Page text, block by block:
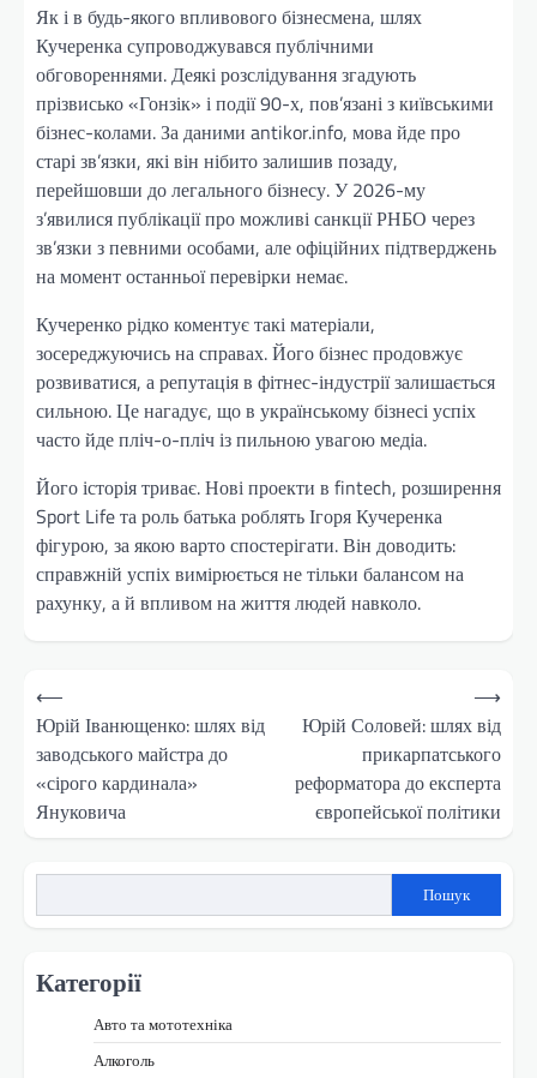
Як і в будь-якого впливового бізнесмена, шлях
Кучеренка супроводжувався публічними
обговореннями. Деякі розслідування згадують
прізвисько «Гонзік» і події 90-х, пов’язані з київськими
бізнес-колами. За даними antikor.info, мова йде про
старі зв’язки, які він нібито залишив позаду,
перейшовши до легального бізнесу. У 2026-му
з’явилися публікації про можливі санкції РНБО через
зв’язки з певними особами, але офіційних підтверджень
на момент останньої перевірки немає.
Кучеренко рідко коментує такі матеріали,
зосереджуючись на справах. Його бізнес продовжує
розвиватися, а репутація в фітнес-індустрії залишається
сильною. Це нагадує, що в українському бізнесі успіх
часто йде пліч-о-пліч із пильною увагою медіа.
Його історія триває. Нові проекти в fintech, розширення
Sport Life та роль батька роблять Ігоря Кучеренка
фігурою, за якою варто спостерігати. Він доводить:
справжній успіх вимірюється не тільки балансом на
рахунку, а й впливом на життя людей навколо.
Навігація
записів
⟵
Юрій Іванющенко: шлях від
заводського майстра до
«сірого кардинала»
Януковича
Юрій Соловей: шлях від
прикарпатського
реформатора до експерта
європейської політики
⟶
Пошук
Категорії
Авто та мототехніка
Алкоголь